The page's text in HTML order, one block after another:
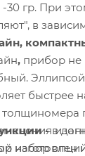
30 гр. При
в
, прибор не
быстрее
изготовлен
-в
набор